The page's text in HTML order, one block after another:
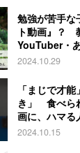
勉強が苦手な
ト動画』？
YouTuber・
略とは
2024.10.29
「まじで才
き」 食べら
画に、ハマる
2024.10.15